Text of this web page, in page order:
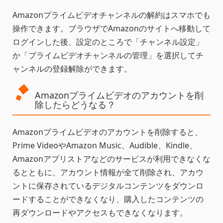
Amazonプライムビデオチャンネルの解約はスマホでも
操作できます。ブラウザでAmazonのサイトへ移動して
ログインした後、設定のところで「チャンネル設定」
か「プライムビデオチャンネルの管理」を選択してチ
ャンネルの登録解除ができます。
Amazonプライムビデオのアカウントを削
除したらどうなる？
Amazonプライムビデオのアカウントを削除すると、
Prime VideoやAmazon Music、Audible、Kindle、
Amazonアプリストアなどのサービスが利用できなくな
るとともに、アカウント情報が全て削除され、アカウ
ントに保存されているデジタルコンテンツをダウンロ
ードすることができなくなり、購入したコンテンツの
再ダウンロードやアクセスもできなくなります。